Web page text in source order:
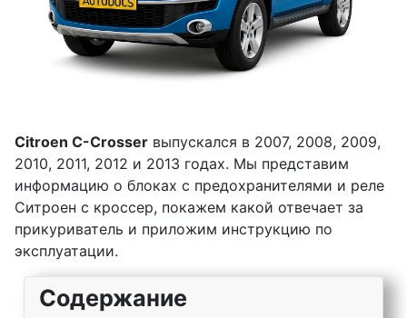
Citroen C-Crosser выпускался в 2007, 2008, 2009,
2010, 2011, 2012 и 2013 годах. Мы представим
информацию о блоках с предохранителями и реле
Cитроен с кроссер, покажем какой отвечает за
прикуриватель и приложим инструкцию по
эксплуатации.
Содержание